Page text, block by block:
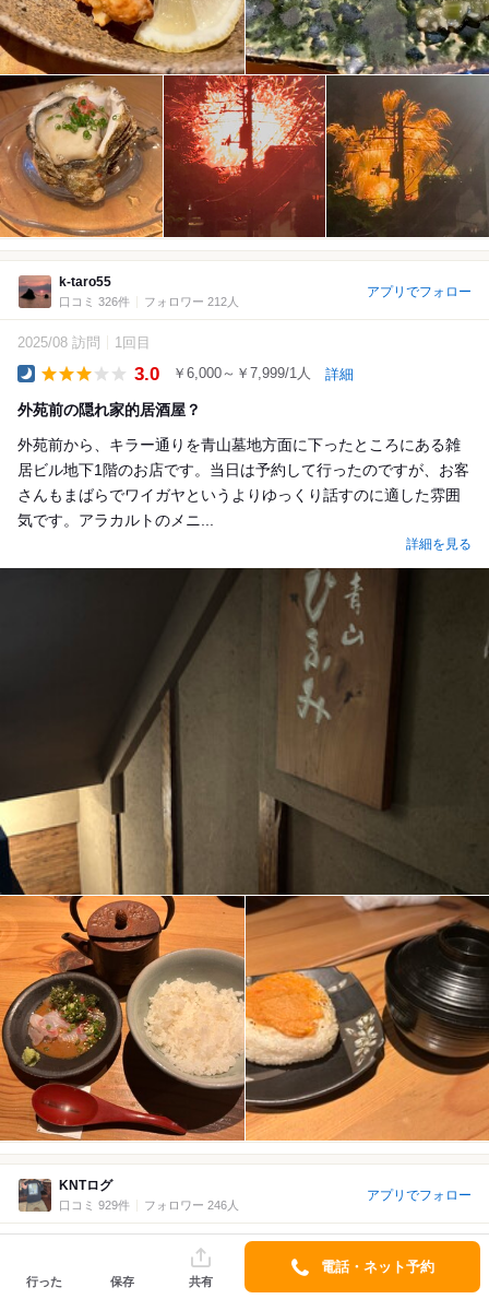
k-taro55
口コミ 326件 フォロワー 212人
アプリでフォロー
2025/08 訪問 1回目
3.0 ￥6,000～￥7,999/1人 詳細
外苑前の隠れ家的居酒屋？
外苑前から、キラー通りを青山墓地方面に下ったところにある雑
居ビル地下1階のお店です。当日は予約して行ったのですが、お客
さんもまばらでワイガヤというよりゆっくり話すのに適した雰囲
気です。アラカルトのメニ...
詳細を見る
KNTログ
口コミ 929件 フォロワー 246人
アプリでフォロー
Lunch
￥1,000～￥1,999/1人 詳細
行った 保存 共有
電話・ネット予約